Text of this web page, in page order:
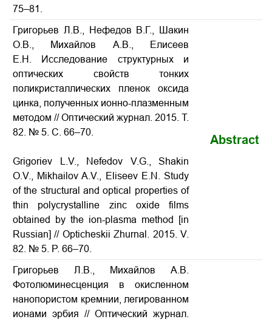
75–81.
Григорьев Л.В., Нефедов В.Г., Шакин
О.В., Михайлов А.В., Елисеев
Е.Н. Исследование структурных и
оптических свойств тонких
поликристаллических пленок оксида
цинка, полученных ионно-плазменным
методом // Оптический журнал. 2015. Т.
82. № 5. С. 66–70.
Grigoriev L.V., Nefedov V.G., Shakin
O.V., Mikhailov A.V., Eliseev E.N. Study
of the structural and optical properties of
thin polycrystalline zinc oxide films
obtained by the ion-plasma method
[in
Russian] // Opticheskii Zhurnal. 2015. V.
82. № 5. P. 66–70.
Abstract
Григорьев Л.В., Михайлов А.В.
Фотолюминесценция в окисленном
нанопористом кремнии, легированном
ионами эрбия // Оптический журнал.